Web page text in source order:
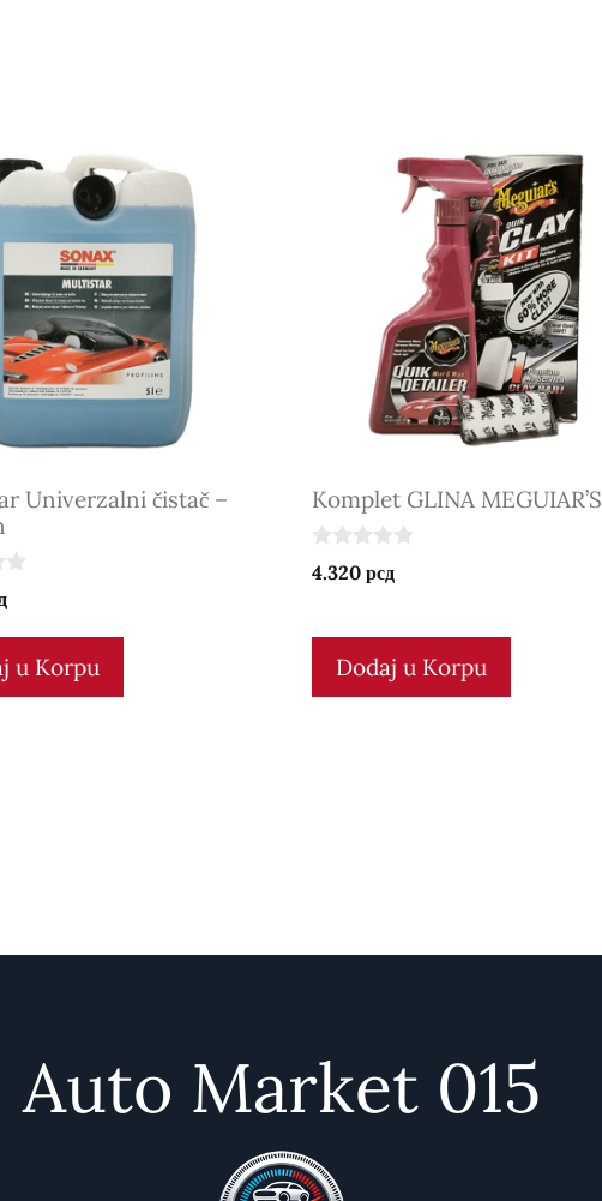
Univerzalni čistač –
u Korpu
Komplet GLINA MEGUIAR’S
0
o
o
4.320 рсд
Dodaj u Korpu
Auto Market 015